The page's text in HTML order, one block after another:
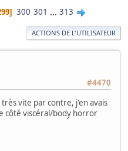
300 301 ... 313
ACTIONS DE L'UTILISATEUR
#4470
vite par contre, j'en avais
côté viscéral/body horror